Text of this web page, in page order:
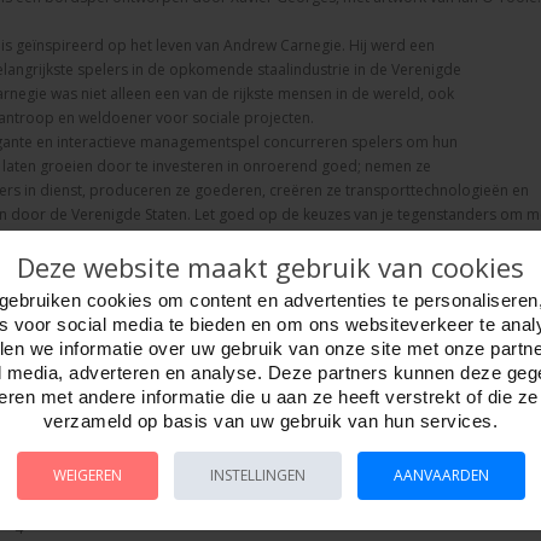
geïnspireerd op het leven van Andrew Carnegie. Hij werd een
spelers in de opkomende staalindustrie in de Verenigde
was niet alleen een van de rijkste mensen in de wereld, ook
en weldoener voor sociale projecten.
en interactieve managementspel concurreren spelers om hun
groeien door te investeren in onroerend goed; nemen ze
in dienst, produceren ze goederen, creëren ze transporttechnologieën en
door de Verenigde Staten. Let goed op de keuzes van je tegenstanders om
kansen. Uiteindelijk wint de meest succesvolle speler, maar succes
rijkdom. Om te winnen moeten spelers ook bijdragen aan de grootsheid
vrijgevigheid. Ben jij klaar voor de uitdaging?
de Gouden Ludo Expertspellen in 2022
voor de Nederlandse Spellen Prijs Expert 2022.
Geek Award 2022
Gamers Award 2022
The Dice Tower
- 4
Deze website maakt gebruik van cookies
cookies om content en advertenties te
voor social media te bieden en om ons websiteverkeer te
we informatie over uw gebruik van onze site met onze
media, adverteren en analyse. Deze partners kunnen deze
met andere informatie die u aan ze heeft verstrekt of die
verzameld op basis van uw gebruik van hun services.
WEIGEREN INSTELLINGEN AANVAARDEN